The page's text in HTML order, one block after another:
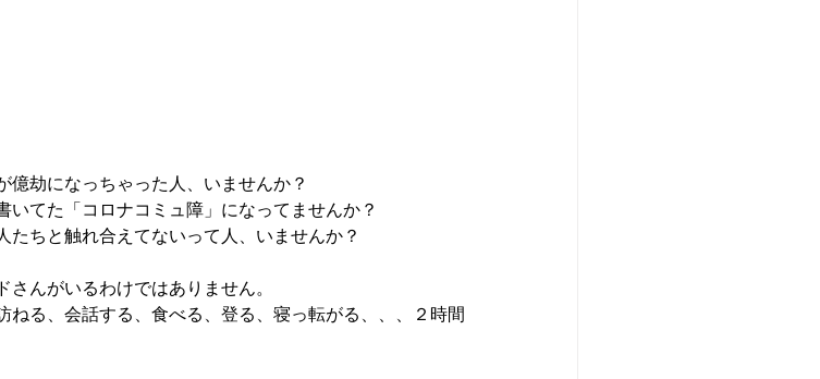
劫になっちゃった人、いませんか？
てた「コロナコミュ障」になってませんか？
ちと触れ合えてないって人、いませんか？
んがいるわけではありません。
ねる、会話する、食べる、登る、寝っ転がる、、、２時間